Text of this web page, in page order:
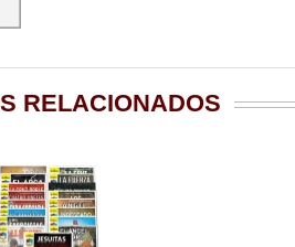
RELACIONADOS